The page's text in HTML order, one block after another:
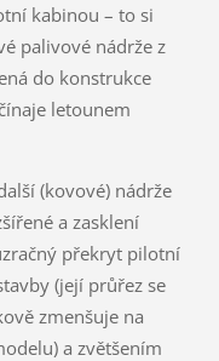
kabinou – to si
palivové nádrže z
do konstrukce
letounem
(kovové) nádrže
a zasklení
překryt pilotní
(její průřez se
zmenšuje na
a zvětšením